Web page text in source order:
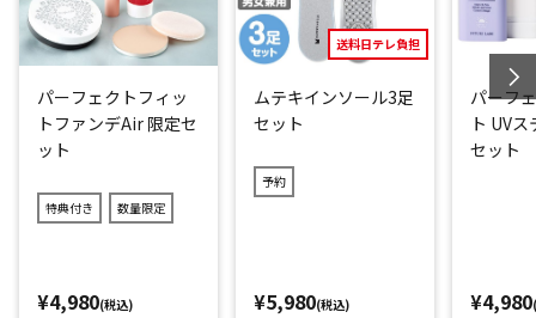
骨ごと食べられるからカルシウムたっぷり！イワシは栄養価
が高く、たんぱく質も豊富。ビタミンD、ビタミンB12、おと
なが気になるDHAやEPAも手軽に摂れちゃいます！
そのままご飯と一緒に召し上がるのももちろんおいしいです
が、シンプルな味付けなのでいろいろなアレンジも◎
パスタ、サラダのトッピング、卵とじ丼など使い勝手は抜
群！イワシのうま味が詰まった煮汁ごと使うのがオススメで
倒、1人分のちょっとした量だけほしい！というときにオスス
パーフェクトフィッ
トファンデAir 限定セ
ット
特典付き 数量限定
¥4,980(税込)
送料日テレ負担
ムテキインソール3足
セット
予約
¥5,980(税込)
パーフ
ト UV
セット
¥4,980